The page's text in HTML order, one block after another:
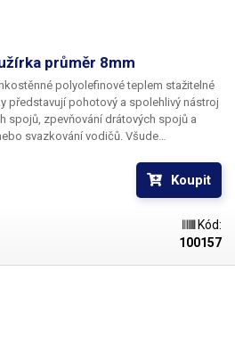
průměr 8mm
polyolefinové teplem stažitelné
představují pohotový a spolehlivý nástroj
spojů, zpevňování drátových spojů a
svazkování vodičů. Všude
možné nasadit teplem smrštitelné
Koupit
Kód:
100157